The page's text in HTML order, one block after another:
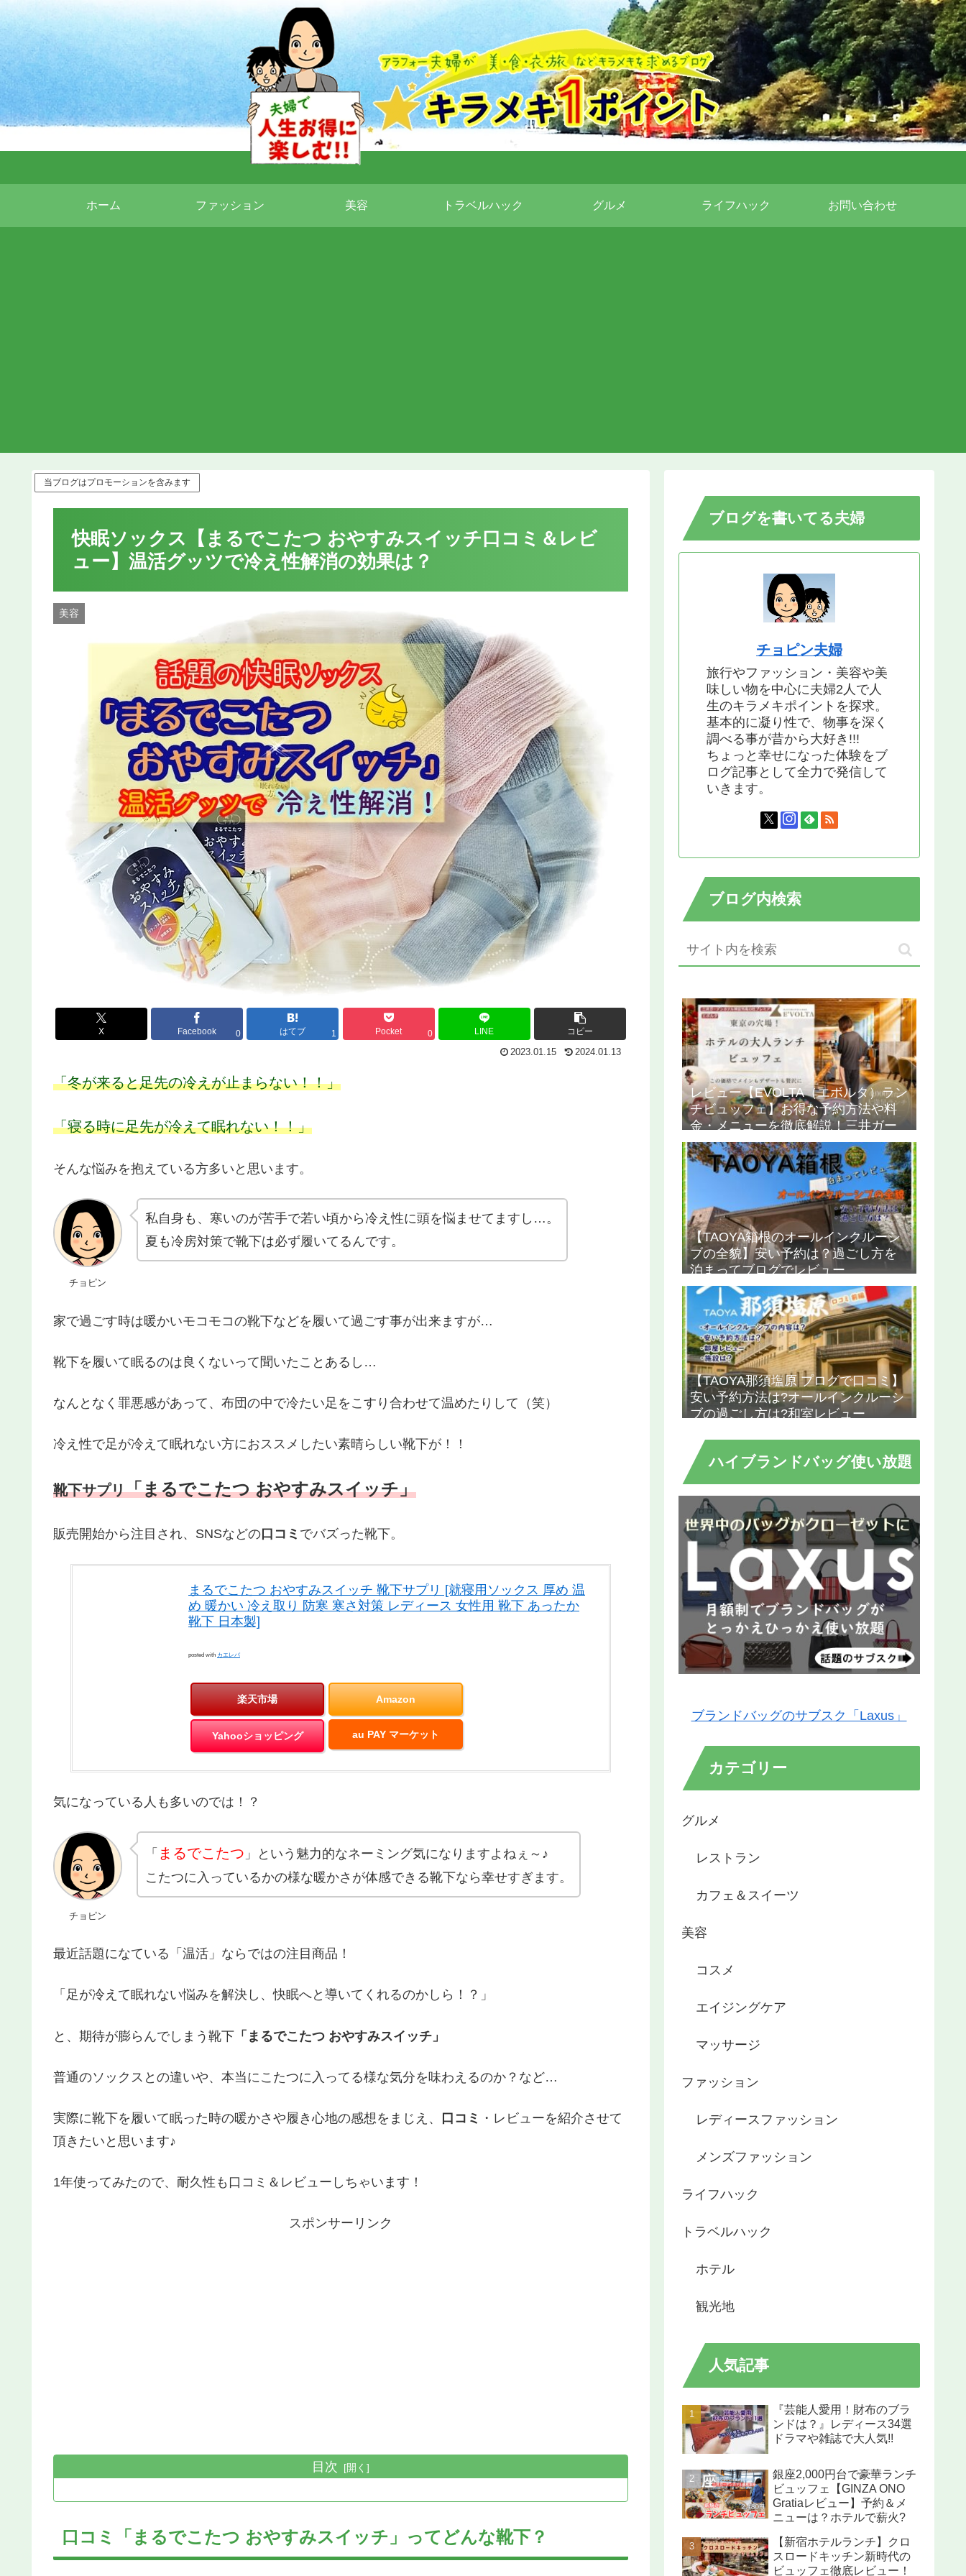
ホーム ファッション 美容 トラベルハック グルメ ライフハック お問い合わせ
当ブログはプロモーションを含みます
快眠ソックス【まるでこたつ おやすみスイッチ口コミ＆レビ
ュー】温活グッツで冷え性解消の効果は？
美容
X Facebook 0 はてブ 1 Pocket 0 LINE コピー
2023.01.15 2024.01.13
「冬が来ると足先の冷えが止まらない！！」
「寝る時に足先が冷えて眠れない！！」
そんな悩みを抱えている方多いと思います。
チョピン
私自身も、寒いのが苦手で若い頃から冷え性に頭を悩ませてますし…。
夏も冷房対策で靴下は必ず履いてるんです。
家で過ごす時は暖かいモコモコの靴下などを履いて過ごす事が出来ますが…
靴下を履いて眠るのは良くないって聞いたことあるし…
なんとなく罪悪感があって、布団の中で冷たい足をこすり合わせて温めたりして（笑）
冷え性で足が冷えて眠れない方におススメしたい素晴らしい靴下が！！
靴下サプリ「まるでこたつ おやすみスイッチ」
販売開始から注目され、SNSなどの 口コミ でバズった靴下。
まるでこたつ おやすみスイッチ 靴下サプリ [就寝用ソックス 厚め 温
め 暖かい 冷え取り 防寒 寒さ対策 レディース 女性用 靴下 あったか
靴下 日本製]
posted with カエレバ
楽天市場 Amazon
Yahooショッピング au PAY マーケット
気になっている人も多いのでは！？
チョピン
「 まるでこたつ 」という魅力的なネーミング気になりますよねぇ～♪
こたつに入っているかの様な暖かさが体感できる靴下なら幸せすぎます。
最近話題になている「温活」ならではの注目商品！
「足が冷えて眠れない悩みを解決し、快眠へと導いてくれるのかしら！？」
と、期待が膨らんでしまう靴下 「まるでこたつ おやすみスイッチ」
普通のソックスとの違いや、本当にこたつに入ってる様な気分を味わえるのか？など…
実際に靴下を履いて眠った時の暖かさや履き心地の感想をまじえ、 口コミ ・レビューを紹介させて
頂きたいと思います♪
1年使ってみたので、耐久性も口コミ＆レビューしちゃいます！
スポンサーリンク
目次
口コミ「まるでこたつ おやすみスイッチ」ってどんな靴下？
ブログを書いてる夫婦
チョピン夫婦
旅行やファッション・美容や美
味しい物を中心に夫婦2人で人
生のキラメキポイントを探求。
基本的に凝り性で、物事を深く
調べる事が昔から大好き!!!
ちょっと幸せになった体験をブ
ログ記事として全力で発信して
いきます。
ブログ内検索
レビュー【EVOLTA（エボルタ）ラン
チビュッフェ】お得な予約方法や料
金・メニューを徹底解説！三井ガー
デンホテル神宮外苑の杜プレミア
【TAOYA箱根のオールインクルーシ
ブの全貌】安い予約は？過ごし方を
泊まってブログでレビュー
【TAOYA那須塩原 プログで口コミ】
安い予約方法は?オールインクルーシ
ブの過ごし方は?和室レビュー
ハイブランドバッグ使い放題
ブランドバッグのサブスク「Laxus」
カテゴリー
グルメ
レストラン
カフェ＆スイーツ
美容
コスメ
エイジングケア
マッサージ
ファッション
レディースファッション
メンズファッション
ライフハック
トラベルハック
ホテル
観光地
人気記事
『芸能人愛用！財布のブラ
ンドは？』レディース34選
ドラマや雑誌で大人気!!
銀座2,000円台で豪華ランチ
ビュッフェ【GINZA ONO
Gratiaレビュー】予約＆メ
ニューは？ホテルで薪火?
【新宿ホテルランチ】クロ
スロードキッチン新時代の
ビュッフェ徹底レビュー！